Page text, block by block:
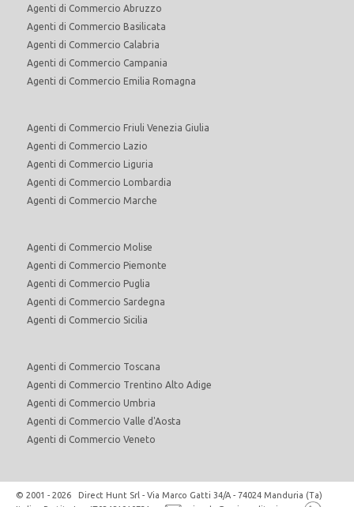
Agenti di Commercio Abruzzo
Agenti di Commercio Basilicata
Agenti di Commercio Calabria
Agenti di Commercio Campania
Agenti di Commercio Emilia Romagna
Agenti di Commercio Friuli Venezia Giulia
Agenti di Commercio Lazio
Agenti di Commercio Liguria
Agenti di Commercio Lombardia
Agenti di Commercio Marche
Agenti di Commercio Molise
Agenti di Commercio Piemonte
Agenti di Commercio Puglia
Agenti di Commercio Sardegna
Agenti di Commercio Sicilia
Agenti di Commercio Toscana
Agenti di Commercio Trentino Alto Adige
Agenti di Commercio Umbria
Agenti di Commercio Valle d'Aosta
Agenti di Commercio Veneto
© 2001 - 2026 Direct Hunt Srl - Via Marco Gatti 34/A - 74024 Manduria (Ta)